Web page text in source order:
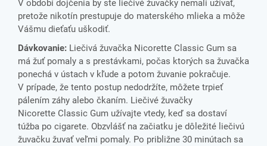
V období dojčenia by ste liečivé žuvačky nemali užívať,
pretože nikotín prestupuje do materského mlieka a môže
Vášmu dieťaťu uškodiť.
Dávkovanie: Liečivá žuvačka Nicorette Classic Gum sa
má žuť pomaly a s prestávkami, počas ktorých sa žuvačka
ponechá v ústach v kľude a potom žuvanie pokračuje.
V prípade, že tento postup nedodržíte, môžete trpieť
pálením záhy alebo čkaním. Liečivé žuvačky
Nicorette Classic Gum užívajte vtedy, keď sa dostaví
túžba po cigarete. Obzvlášť na začiatku je dôležité liečivú
žuvačku žuvať veľmi pomaly. Po približne 30 minútach sa